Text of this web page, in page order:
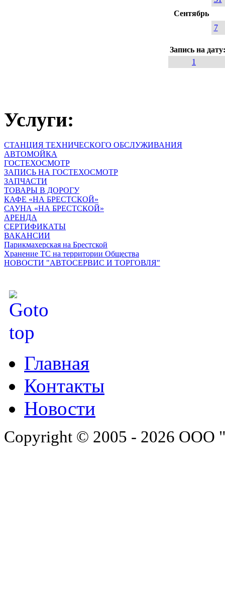
Сентябрь
7
Запись на
1
Услуги:
СТАНЦИЯ ТЕХНИЧЕСКОГО ОБСЛУЖИВАНИЯ
АВТОМОЙКА
ГОСТЕХОСМОТР
ЗАПИСЬ НА ГОСТЕХОСМОТР
ЗАПЧАСТИ
ТОВАРЫ В ДОРОГУ
КАФЕ «НА БРЕСТСКОЙ»
САУНА «НА БРЕСТСКОЙ»
АРЕНДА
СЕРТИФИКАТЫ
ВАКАНСИИ
Парикмахерская на Брестской
Хранение ТС на территории Общества
НОВОСТИ "АВТОСЕРВИС И ТОРГОВЛЯ"
Главная
Контакты
Новости
Copyright © 2005 - 2026 ООО